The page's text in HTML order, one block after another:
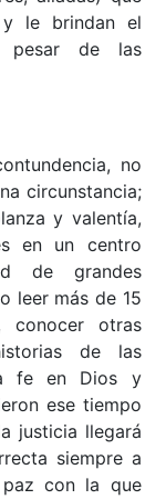
le brindan el
pesar de las
no
circunstancia;
y valentía,
en un centro
de grandes
leer más de 15
conocer otras
de las
fe en Dios y
ese tiempo
justicia llegará
siempre a
con la que